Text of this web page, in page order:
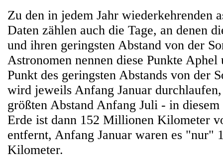
Zu den in jedem Jahr wiederkehrenden
Daten zählen auch die Tage, an denen
und ihren geringsten Abstand von der
Astronomen nennen diese Punkte
Punkt des geringsten Abstands von der
wird jeweils Anfang Januar
größten Abstand Anfang Juli - in
Erde ist dann 152 Millionen Kilometer
entfernt, Anfang Januar waren es "nur"
Kilometer.